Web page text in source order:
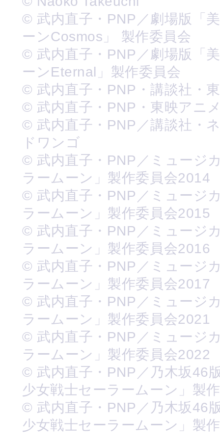
© 武内直子・PNP／劇場版「
ーンCosmos」 製作委員会
© 武内直子・PNP／劇場版「
ーンEternal」製作委員会
© 武内直子・PNP・講談社・
© 武内直子・PNP・東映アニ
© 武内直子・PNP／講談社・
ドワンゴ
© 武内直子・PNP／ミュージ
ラームーン」製作委員会2014
© 武内直子・PNP／ミュージ
ラームーン」製作委員会2015
© 武内直子・PNP／ミュージ
ラームーン」製作委員会2016
© 武内直子・PNP／ミュージ
ラームーン」製作委員会2017
© 武内直子・PNP／ミュージ
ラームーン」製作委員会2021
© 武内直子・PNP／ミュージ
ラームーン」製作委員会2022
© 武内直子・PNP／乃木坂46
少女戦士セーラームーン」製
© 武内直子・PNP／乃木坂46
少女戦士セーラームーン」製